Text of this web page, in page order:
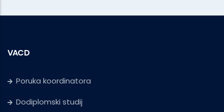
VACD
Poruka koordinatora
Dodiplomski studij